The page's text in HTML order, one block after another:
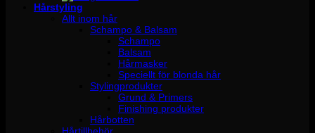
Hårstyling
Allt inom hår
Schampo & Balsam
Schampo
Balsam
Hårmasker
Speciellt för blonda hår
Stylingprodukter
Grund & Primers
Finishing produkter
Hårbotten
Hårtillbehör